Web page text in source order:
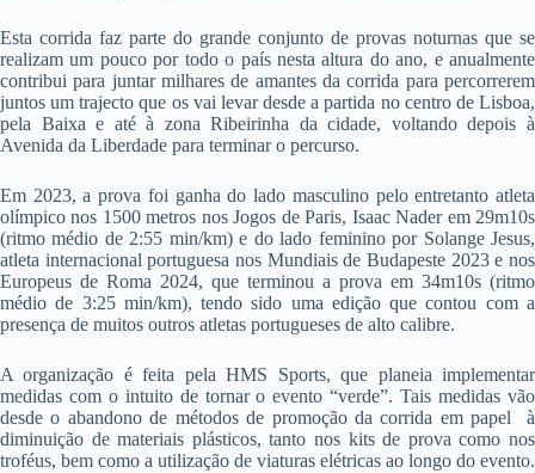
Esta corrida faz parte do grande conjunto de provas noturnas que se
realizam um pouco por todo o país nesta altura do ano, e anualmente
contribui para juntar milhares de amantes da corrida para percorrerem
juntos um trajecto que os vai levar desde a partida no centro de Lisboa,
pela Baixa e até à zona Ribeirinha da cidade, voltando depois à
Avenida da Liberdade para terminar o percurso.
Em 2023, a prova foi ganha do lado masculino pelo entretanto atleta
olímpico nos 1500 metros nos Jogos de Paris, Isaac Nader em 29m10s
(ritmo médio de 2:55 min/km) e do lado feminino por Solange Jesus,
atleta internacional portuguesa nos Mundiais de Budapeste 2023 e nos
Europeus de Roma 2024, que terminou a prova em 34m10s (ritmo
médio de 3:25 min/km), tendo sido uma edição que contou com a
presença de muitos outros atletas portugueses de alto calibre.
A organização é feita pela HMS Sports, que planeia implementar
medidas com o intuito de tornar o evento “verde”. Tais medidas vão
desde o abandono de métodos de promoção da corrida em papel à
diminuição de materiais plásticos, tanto nos kits de prova como nos
troféus, bem como a utilização de viaturas elétricas ao longo do evento.